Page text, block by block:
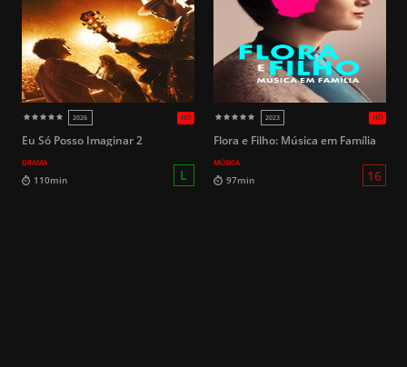
Eu Só Posso Imaginar 2
DRAMA
Flora e Filho: Música em Família
MÚSICA